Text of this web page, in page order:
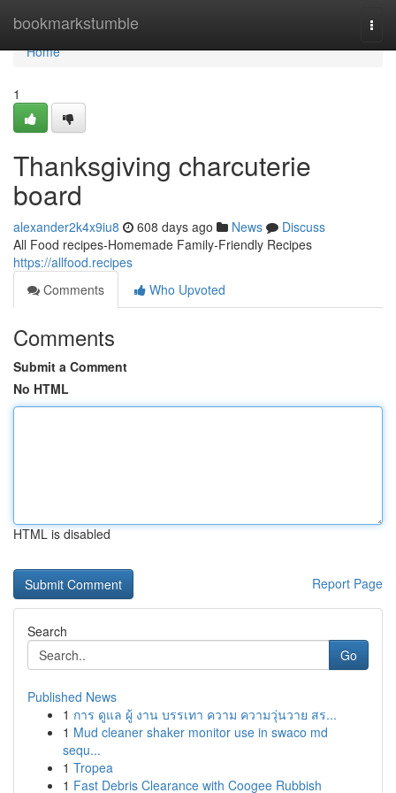
bookmarkstumble
Home
Home
1
Thanksgiving charcuterie
board
alexander2k4x9iu8 608 days ago News
Discuss
All Food recipes-Homemade Family-Friendly Recipes
https://allfood.recipes
Comments
Who Upvoted
Comments
Submit a Comment
No HTML
HTML is disabled
Report Page
Search
Go
Published News
1 การ ดูแล ผู้ งาน บรรเทา ความ ความวุ่นวาย สร...
1 Mud cleaner shaker monitor use in swaco md
sequ...
1 Tropea
1 Fast Debris Clearance with Coogee Rubbish